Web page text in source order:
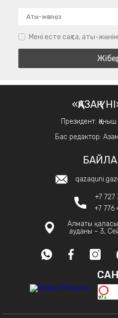
Мені есте сақта, аты-
«ҚАЗАҚ
Президент:
Бас редактор:
+7 727
+7 776
Алматы
ауданы – 3,